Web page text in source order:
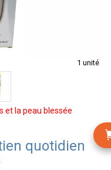
1 unité
et la peau blessée
quotidien